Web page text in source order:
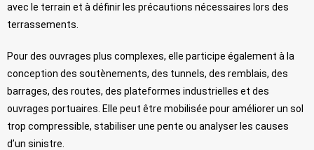
avec le terrain et à définir les précautions nécessaires lors des
terrassements.
Pour des ouvrages plus complexes, elle participe également à la
conception des soutènements, des tunnels, des remblais, des
barrages, des routes, des plateformes industrielles et des
ouvrages portuaires. Elle peut être mobilisée pour améliorer un sol
trop compressible, stabiliser une pente ou analyser les causes
d’un sinistre.